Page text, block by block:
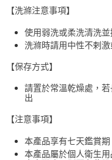
【洗滌注意事項】
使用弱洗或柔洗清洗
洗滌時請用中性不剌
【保存方式】
請置於常溫乾燥處，
出
【注意事項】
本產品享有七天鑑賞
本產品屬於個人衛生